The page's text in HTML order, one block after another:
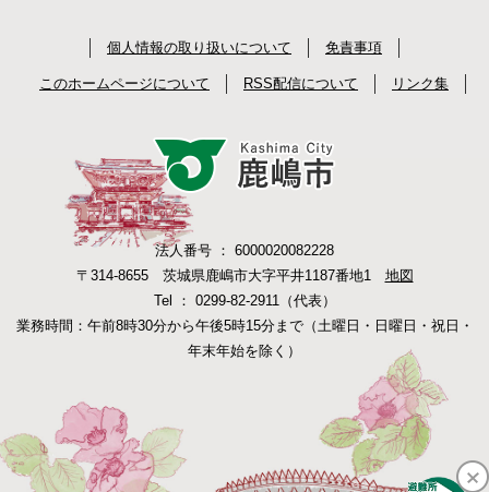
個人情報の取り扱いについて 免責事項
このホームページについて RSS配信について リンク集
法人番号 ： 6000020082228
〒314-8655 茨城県鹿嶋市大字平井1187番地1 地図
Tel ： 0299-82-2911（代表）
業務時間：午前8時30分から午後5時15分まで（土曜日・日曜日・祝日・
年末年始を除く）